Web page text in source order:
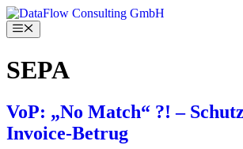
Skip
to
content
Menu
SEPA
VoP: „No Match“ ?! –
Invoice-Betrug